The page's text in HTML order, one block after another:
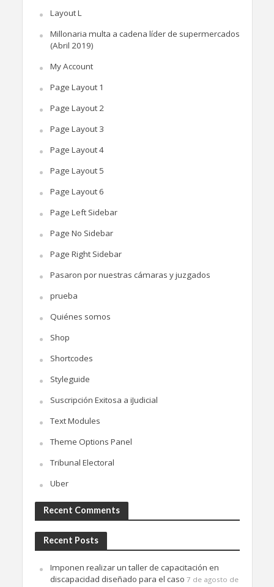
Layout L
Millonaria multa a cadena líder de supermercados
(Abril 2019)
My Account
Page Layout 1
Page Layout 2
Page Layout 3
Page Layout 4
Page Layout 5
Page Layout 6
Page Left Sidebar
Page No Sidebar
Page Right Sidebar
Pasaron por nuestras cámaras y juzgados
prueba
Quiénes somos
Shop
Shortcodes
Styleguide
Suscripción Exitosa a iJudicial
Text Modules
Theme Options Panel
Tribunal Electoral
Uber
Recent Comments
Recent Posts
Imponen realizar un taller de capacitación en
discapacidad diseñado para el caso 7 de agosto de